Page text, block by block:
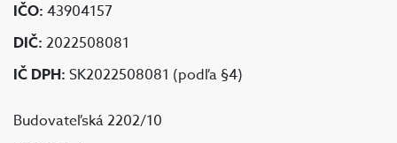
IČO: 43904157
DIČ: 2022508081
IČ DPH: SK2022508081 (podľa §4)
Budovateľská 2202/10